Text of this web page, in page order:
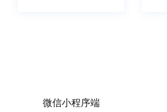
微信小程序端